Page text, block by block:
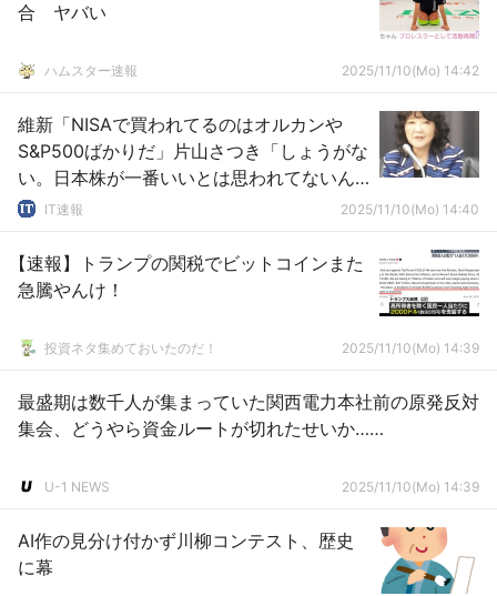
合 ヤバい
ハムスター速報 2025/11/10(Mo) 14:42
維新「NISAで買われてるのはオルカンや
S&P500ばかりだ」片山さつき「しょうがな
い。日本株が一番いいとは思われてないん
だもん」
IT速報 2025/11/10(Mo) 14:40
【速報】トランプの関税でビットコインまた
急騰やんけ！
投資ネタ集めておいたのだ！ 2025/11/10(Mo) 14:39
最盛期は数千人が集まっていた関西電力本社前の原発反対
集会、どうやら資金ルートが切れたせいか……
U-1 NEWS 2025/11/10(Mo) 14:39
AI作の見分け付かず川柳コンテスト、歴史
に幕